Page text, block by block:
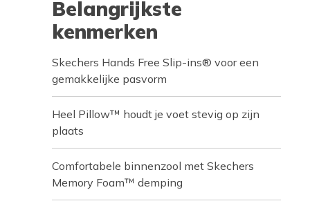
Belangrijkste
kenmerken
Skechers Hands Free Slip-ins® voor een
gemakkelijke pasvorm
Heel Pillow™ houdt je voet stevig op zijn
plaats
Comfortabele binnenzool met Skechers
Memory Foam™ demping